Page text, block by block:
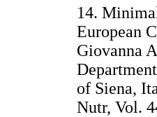
14.
European
Giovanna
of Siena,
Nutr, Vol.